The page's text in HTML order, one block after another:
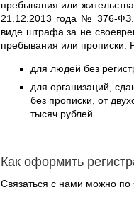
пребывания или
21.12.2013 года № 376-ФЗ.
виде штрафа за не
пребывания или прописки.
для людей без
для организаций,
без прописки, от
тысяч рублей.
Как оформить
Связаться с нами можно по